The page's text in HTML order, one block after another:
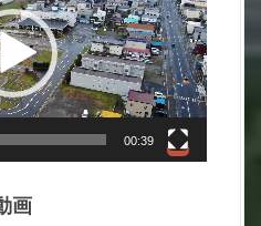
00:39
画